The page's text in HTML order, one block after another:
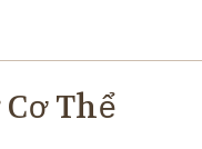
Thể